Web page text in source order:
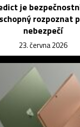
je
rozpoznat
nebezpečí
23. června 2026